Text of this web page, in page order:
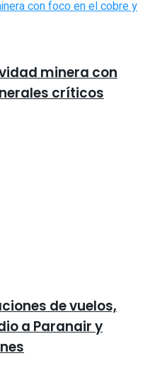
minera con
críticos
de vuelos,
a Paranair y